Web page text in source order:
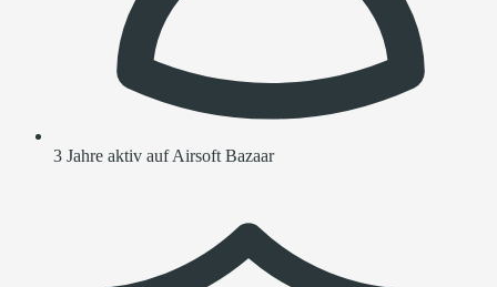
3 Jahre aktiv auf Airsoft Bazaar